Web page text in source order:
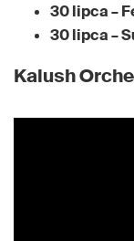
30 lipca –
30 lipca –
Kalush